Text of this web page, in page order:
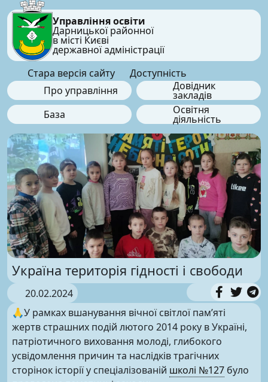
Управління освіти
Дарницької районної
в місті Києві
державної адміністрації
Стара версія сайту
Доступність
Про управління
Довідник
закладів
База
Освітня
діяльність
Україна територія гідності і свободи
20.02.2024
🙏У рамках вшанування вічної світлої пам’яті
жертв страшних подій лютого 2014 року в Україні,
патріотичного виховання молоді, глибокого
усвідомлення причин та наслідків трагічних
сторінок історії у спеціалізованій школі №127 було